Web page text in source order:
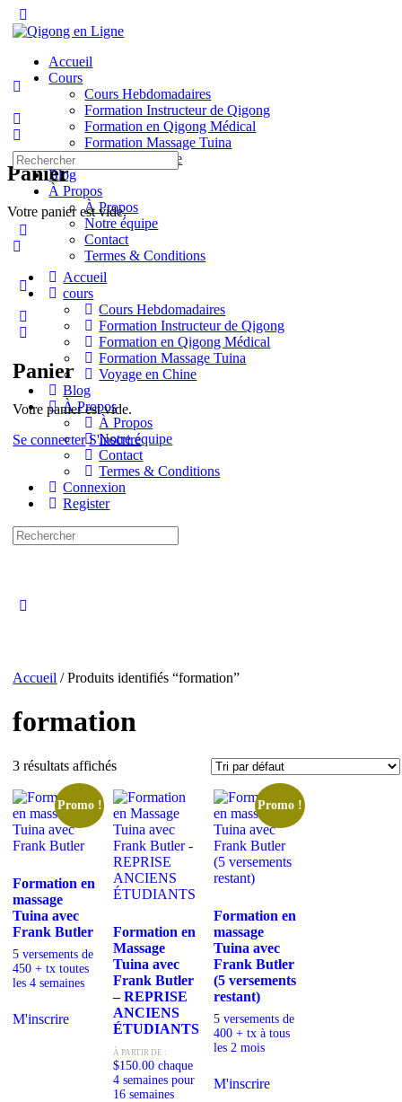
Side
Accueil
Cours
Cours Hebdomadaires
Formation Instructeur de Qigong
Formation en Qigong Médical
Formation Massage Tuina
Voyage en Chine
Blog
À Propos
À Propos
Notre équipe
Contact
Termes & Conditions
More
options
Panier
Votre panier est vide.
Se connecter S'inscrire
Panier
Votre panier est vide.
Recherche
pour:
Accueil
cours
Cours Hebdomadaires
Formation Instructeur de Qigong
Formation en Qigong Médical
Formation Massage Tuina
Voyage en Chine
Blog
À Propos
À Propos
Notre équipe
Contact
Termes & Conditions
Connexion
Register
Recherche
pour:
Accueil / Produits identifiés “formation”
formation
3 résultats affichés
Promo !
Formation en
massage
Tuina avec
Frank Butler
5 versements de
450 + tx toutes
les 4 semaines
M'inscrire
Formation en
Massage
Tuina avec
Frank Butler
– REPRISE
ANCIENS
ÉTUDIANTS
À PARTIR DE :
$150.00 chaque
4 semaines pour
16 semaines
Promo !
Formation en
massage
Tuina avec
Frank Butler
(5 versements
restant)
5 versements de
400 + tx à tous
les 2 mois
M'inscrire